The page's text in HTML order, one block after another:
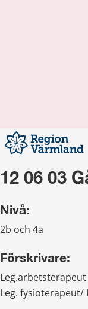
12 06 03
Nivå:
2b och 4a
Förskrivare:
Leg.arbetsterapeut
Leg. fysioterapeut/